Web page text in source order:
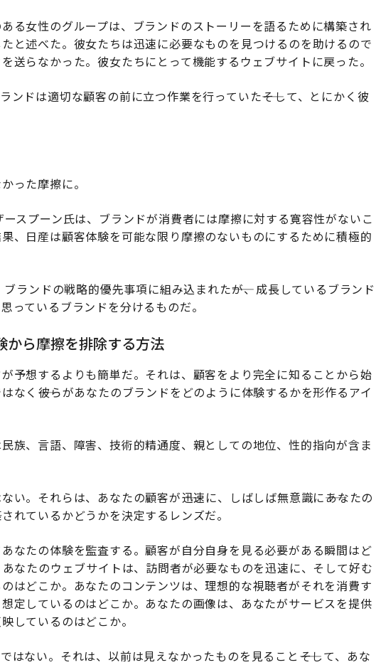
る女性のグループは、ブランドのストーリーを語るために構築され
と述べた。彼女たちは迅速に必要なものを見つけるのを助けるので
送らなかった。彼女たちにとって機能するウェブサイトに戻った。
ンドは適切な顧客の前に立つ作業を行っていた――そして、とにかく彼
った摩擦に。
スプーン氏は、ブランドが消費者には摩擦に対する寛容性がないこ
、日産は顧客体験を可能な限り摩擦のないものにするために積極的
ブランドの戦略的優先事項に組み込まれた――が、成長しているブランド
っているブランドを分けるものだ。
から摩擦を排除する方法
予想するよりも簡単だ。それは、顧客をより完全に知ることから始
なく――彼らがあなたのブランドをどのように体験するかを形作るアイ
族、言語、障害、技術的精通度、親としての地位、性的指向が含ま
。それらは、あなたの顧客が――迅速に、しばしば無意識に――あなたの
れているかどうかを決定するレンズだ。
なたの体験を監査する。顧客が自分自身を見る必要がある瞬間はど
あなたのウェブサイトは、訪問者が必要なものを迅速に、そして好む
はどこか。あなたのコンテンツは、理想的な視聴者がそれを消費す
定しているのはどこか。あなたの画像は、あなたがサービスを提供
しているのはどこか。
はない。それは、以前は見えなかったものを見ること――そして、あな